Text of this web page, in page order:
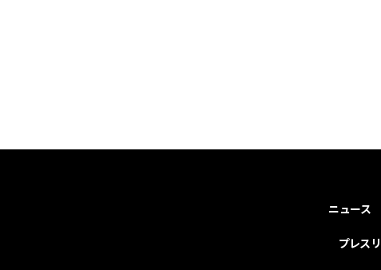
ニュース
プレス